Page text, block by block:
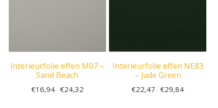
Interieurfolie effen M07 –
Sand Beach
€16,94-€24,32
Interieurfolie effen NE83
– Jade Green
€22,47 -€29,84